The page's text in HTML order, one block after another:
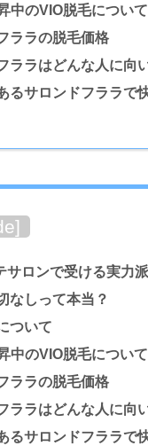
中のVIO脱毛について
ララの脱毛価格
ララはどんな人に向
るサロンドフララで
]
サロンで受ける実力派
なしって本当？
ついて
中のVIO脱毛について
ララの脱毛価格
ララはどんな人に向
るサロンドフララで